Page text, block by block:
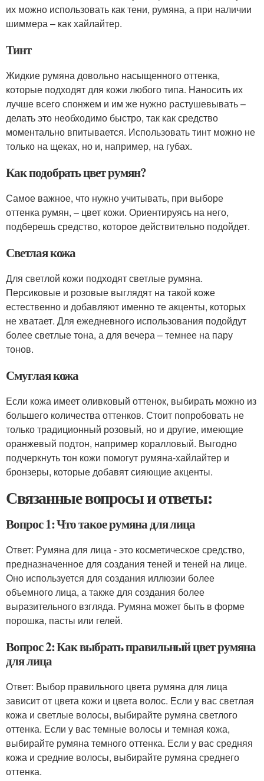
их можно использовать как тени, румяна, а при наличии
шиммера – как хайлайтер.
Тинт
Жидкие румяна довольно насыщенного оттенка,
которые подходят для кожи любого типа. Наносить их
лучше всего спонжем и им же нужно растушевывать –
делать это необходимо быстро, так как средство
моментально впитывается. Использовать тинт можно не
только на щеках, но и, например, на губах.
Как подобрать цвет румян?
Самое важное, что нужно учитывать, при выборе
оттенка румян, – цвет кожи. Ориентируясь на него,
подберешь средство, которое действительно подойдет.
Светлая кожа
Для светлой кожи подходят светлые румяна.
Персиковые и розовые выглядят на такой коже
естественно и добавляют именно те акценты, которых
не хватает. Для ежедневного использования подойдут
более светлые тона, а для вечера – темнее на пару
тонов.
Смуглая кожа
Если кожа имеет оливковый оттенок, выбирать можно из
большего количества оттенков. Стоит попробовать не
только традиционный розовый, но и другие, имеющие
оранжевый подтон, например коралловый. Выгодно
подчеркнуть тон кожи помогут румяна-хайлайтер и
бронзеры, которые добавят сияющие акценты.
Связанные вопросы и ответы:
Вопрос 1: Что такое румяна для лица
Ответ: Румяна для лица - это косметическое средство,
предназначенное для создания теней и теней на лице.
Оно используется для создания иллюзии более
объемного лица, а также для создания более
выразительного взгляда. Румяна может быть в форме
порошка, пасты или гелей.
Вопрос 2: Как выбрать правильный цвет румяна
для лица
Ответ: Выбор правильного цвета румяна для лица
зависит от цвета кожи и цвета волос. Если у вас светлая
кожа и светлые волосы, выбирайте румяна светлого
оттенка. Если у вас темные волосы и темная кожа,
выбирайте румяна темного оттенка. Если у вас средняя
кожа и средние волосы, выбирайте румяна среднего
оттенка.